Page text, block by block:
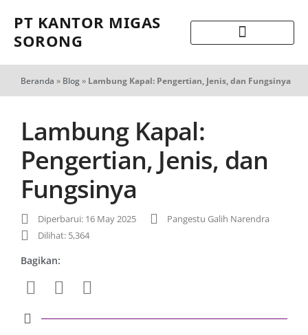
PT KANTOR MIGAS
SORONG
Beranda » Blog» Lambung Kapal: Pengertian, Jenis, dan Fungsinya
Lambung Kapal:
Pengertian, Jenis, dan
Fungsinya
Diperbarui: 16 May 2025
Pangestu Galih Narendra
Dilihat: 5,364
Bagikan: